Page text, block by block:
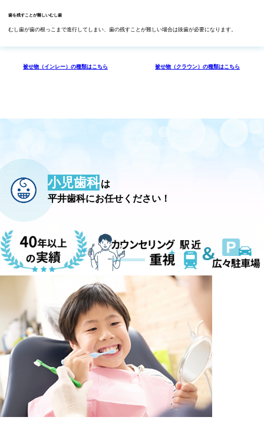
歯を残すことが難しいむし歯
むし歯が歯の根っこまで進行してしまい、歯の残すことが難しい場合は抜歯が必要になります。
被せ物（インレー）の種類はこちら 被せ物（クラウン）の種類はこちら
小児歯科 は
平井歯科にお任せください！